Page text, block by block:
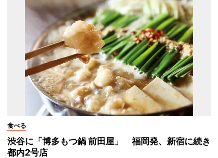
食べる
渋谷に「博多もつ鍋 前田屋」 福岡発、新宿に続き
都内2号店